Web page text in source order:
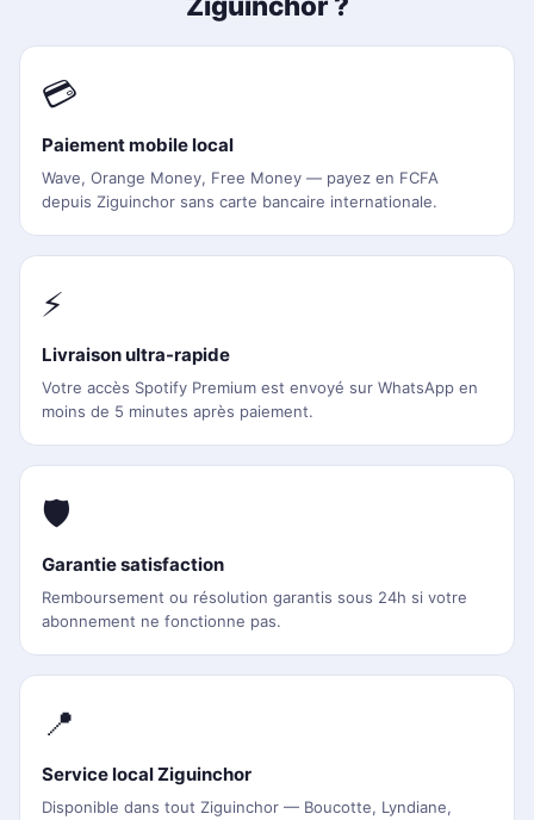
💳
Paiement mobile local
Wave, Orange Money, Free Money — payez en FCFA
depuis Ziguinchor sans carte bancaire internationale.
⚡
Livraison ultra-rapide
Votre accès Spotify Premium est envoyé sur WhatsApp en
moins de 5 minutes après paiement.
🛡️
Garantie satisfaction
Remboursement ou résolution garantis sous 24h si votre
abonnement ne fonctionne pas.
📍
Service local Ziguinchor
Disponible dans tout Ziguinchor — Boucotte, Lyndiane,